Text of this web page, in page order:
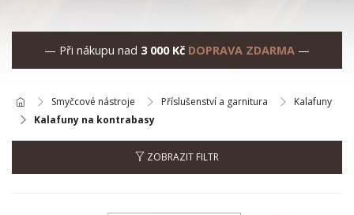
— Při nákupu nad 3 000 Kč DOPRAVA ZDARMA —
Smyčcové nástroje Příslušenství a garnitura
Kalafuny
Kalafuny na kontrabasy
ZOBRAZIT FILTR